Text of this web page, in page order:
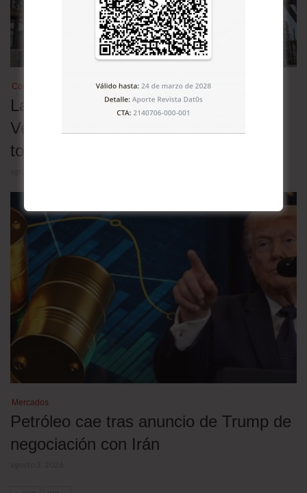
Comercio
Las exportaciones de petróleo de
Venezuela se desplomaron 25% y
tocaron un mínimo de cinco meses
Mercados
Petróleo cae tras anuncio de Trump de
negociación con Irán